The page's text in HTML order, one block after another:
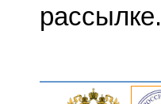
рассылке.